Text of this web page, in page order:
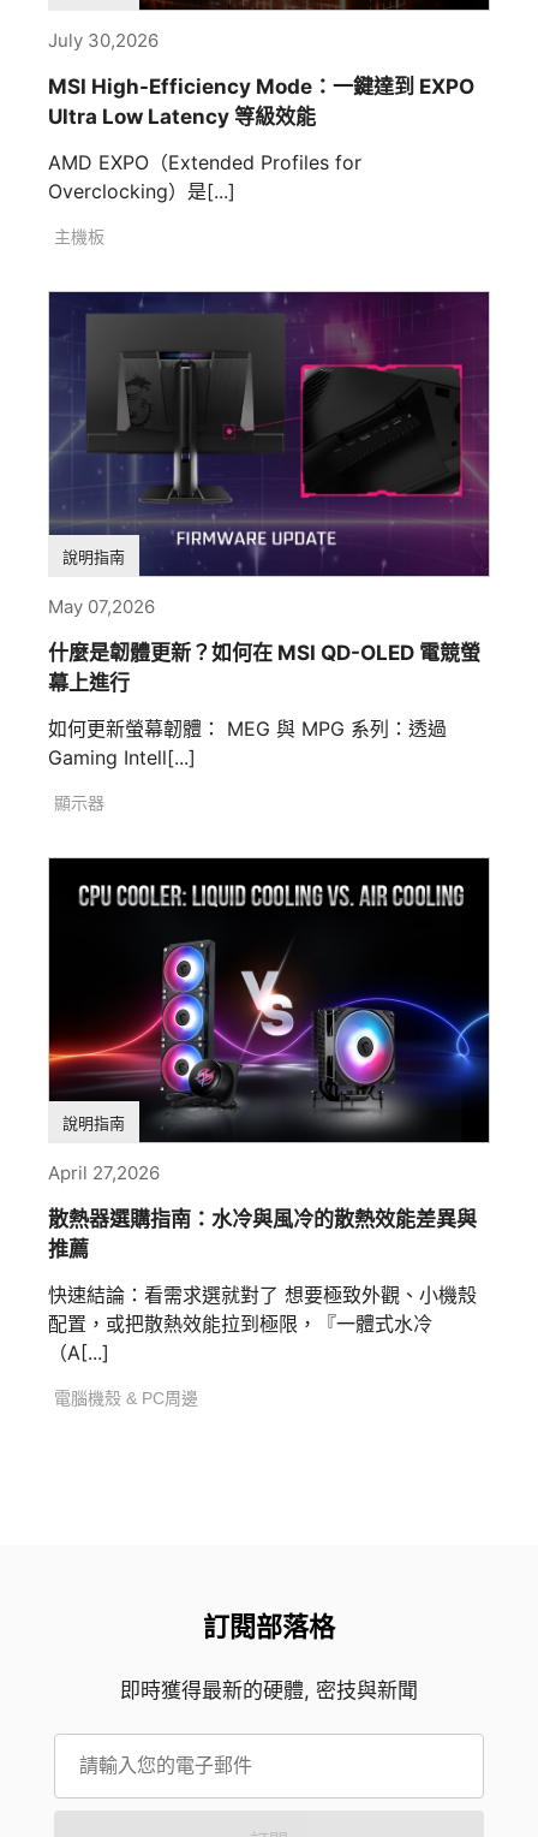
July 30,2026
MSI High-Efficiency Mode：一鍵達到 EXPO
Ultra Low Latency 等級效能
AMD EXPO（Extended Profiles for
Overclocking）是[...]
主機板
說明指南
May 07,2026
什麼是韌體更新？如何在 MSI QD-OLED 電競螢
幕上進行
如何更新螢幕韌體： MEG 與 MPG 系列：透過
Gaming Intell[...]
顯示器
說明指南
April 27,2026
散熱器選購指南：水冷與風冷的散熱效能差異與
推薦
快速結論：看需求選就對了 想要極致外觀、小機殼
配置，或把散熱效能拉到極限，『一體式水冷
（A[...]
電腦機殼 & PC周邊
訂閱部落格
即時獲得最新的硬體, 密技與新聞